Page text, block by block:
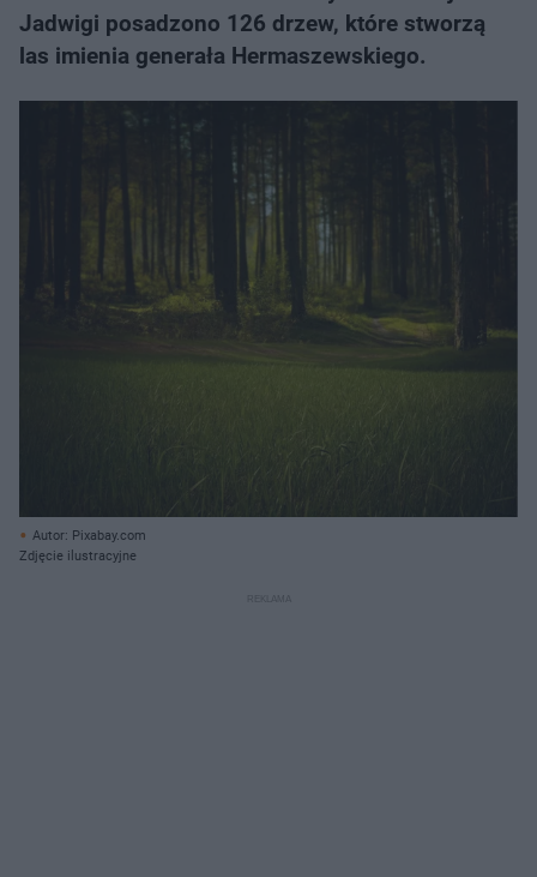
Jadwigi posadzono 126 drzew, które stworzą
las imienia generała Hermaszewskiego.
Autor: Pixabay.com
Zdjęcie ilustracyjne